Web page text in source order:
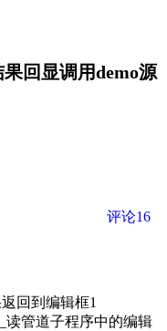
回显调用demo源
评论16
回到编辑框1
读管道子程序中的编辑